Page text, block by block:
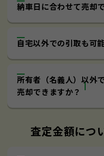
納車日に合わせて売却
自宅以外での引取も可
所有者（名義人）以外
売却できますか？
査定金額につ